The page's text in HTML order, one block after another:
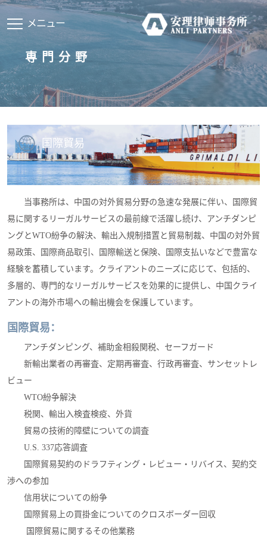
メニュー
専門分野
国際貿易
当事務所は、中国の対外貿易分野の急速な発展に伴い、国際貿
易に関するリーガルサービスの最前線で活躍し続け、アンチダンピ
ングとWTO紛争の解決、輸出入規制措置と貿易制裁、中国の対外貿
易政策、国際商品取引、国際輸送と保険、国際支払いなどで豊富な
経験を蓄積しています。クライアントのニーズに応じて、包括的、
多層的、専門的なリーガルサービスを効果的に提供し、中国クライ
アントの海外市場への輸出機会を保護しています。
国際貿易：
アンチダンピング、補助金相殺関税、セーフガード
新輸出業者の再審査、定期再審査、行政再審査、サンセットレ
ビュー
WTO紛争解決
税関、輸出入検査検疫、外貨
貿易の技術的障壁についての調査
U.S. 337応答調査
国際貿易契約のドラフティング・レビュー・リバイス、契約交
渉への参加
信用状についての紛争
国際貿易上の買掛金についてのクロスボーダー回収
国際貿易に関するその他業務